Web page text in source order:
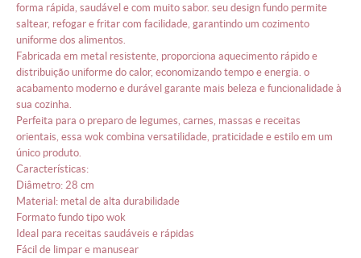
forma rápida, saudável e com muito sabor. seu design fundo permite
saltear, refogar e fritar com facilidade, garantindo um cozimento
uniforme dos alimentos.
fabricada em metal resistente, proporciona aquecimento rápido e
distribuição uniforme do calor, economizando tempo e energia. o
acabamento moderno e durável garante mais beleza e funcionalidade à
sua cozinha.
perfeita para o preparo de legumes, carnes, massas e receitas
orientais, essa wok combina versatilidade, praticidade e estilo em um
único produto.
características:
diâmetro: 28 cm
material: metal de alta durabilidade
formato fundo tipo wok
ideal para receitas saudáveis e rápidas
fácil de limpar e manusear